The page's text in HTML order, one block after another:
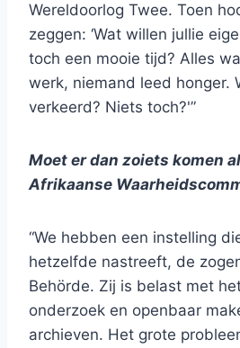
Wereldoorlog Twee. Toen
zeggen: ‘Wat willen jullie
toch een mooie tijd? Alles
werk, niemand leed honger.
verkeerd? Niets toch?'”
Moet er dan zoiets komen
Afrikaanse
“We hebben een instelling
hetzelfde nastreeft, de
Behörde. Zij is belast met
onderzoek en openbaar
archieven. Het grote